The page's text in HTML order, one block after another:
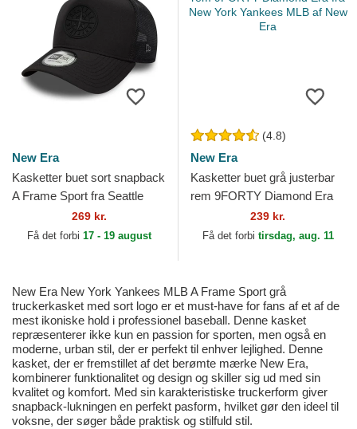
New Era
Kasketter buet sort snapback
A Frame Sport fra Seattle
Mariners MLB af New Era
269 kr.
Få det forbi 17 - 19 august
(4.8)
New Era
Kasketter buet grå justerbar
rem 9FORTY Diamond Era
fra New York Yankees MLB
af New Era
239 kr.
Få det forbi tirsdag, aug. 11
New Era New York Yankees MLB A Frame Sport grå
truckerkasket med sort logo er et must-have for fans af et af de
mest ikoniske hold i professionel baseball. Denne kasket
repræsenterer ikke kun en passion for sporten, men også en
moderne, urban stil, der er perfekt til enhver lejlighed. Denne
kasket, der er fremstillet af det berømte mærke New Era,
kombinerer funktionalitet og design og skiller sig ud med sin
kvalitet og komfort. Med sin karakteristiske truckerform giver
snapback-lukningen en perfekt pasform, hvilket gør den ideel til
voksne, der søger både praktisk og stilfuld stil.